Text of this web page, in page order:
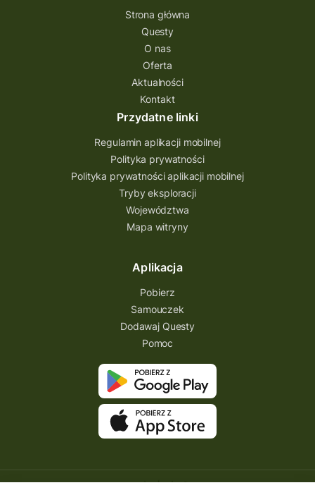
Strona główna
Questy
O nas
Oferta
Aktualności
Kontakt
Przydatne linki
Regulamin aplikacji mobilnej
Polityka prywatności
Polityka prywatności aplikacji mobilnej
Tryby eksploracji
Województwa
Mapa witryny
Aplikacja
Pobierz
Samouczek
Dodawaj Questy
Pomoc